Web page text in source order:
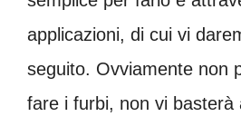
applicazioni, di cui vi
seguito. Ovviamente non
fare i furbi, non vi basterà